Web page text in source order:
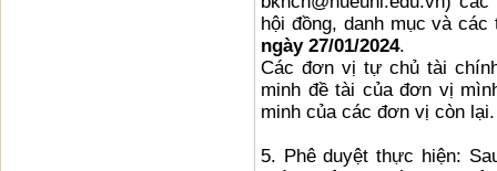
hội đồng, danh mục và
ngày 27/01/2024.
Các đơn vị tự chủ tài
minh đề tài của đơn vị
minh của các đơn vị còn lại.
5. Phê duyệt thực hiện: